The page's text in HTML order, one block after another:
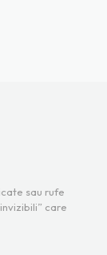
sau rufe
care